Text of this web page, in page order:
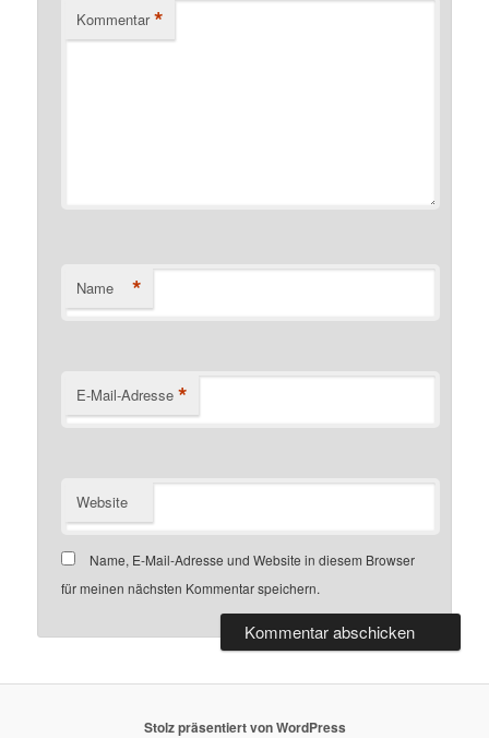
Kommentar *
Name *
E-Mail-Adresse *
Website
Name, E-Mail-Adresse und Website in diesem Browser
für meinen nächsten Kommentar speichern.
Stolz präsentiert von WordPress